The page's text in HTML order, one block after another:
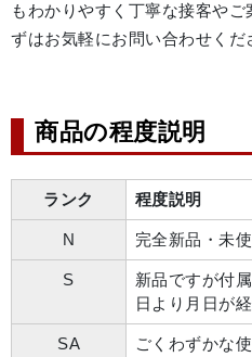
もわかりやすく丁寧な接客や
ずはお気軽にお問い合わせくだ
商品の程度説明
ランク 程度説明
N 完全新品・未
S
新品ですが付
日より月日が
SA
ごくわずかな